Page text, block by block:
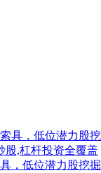
，低位潜力股挖掘